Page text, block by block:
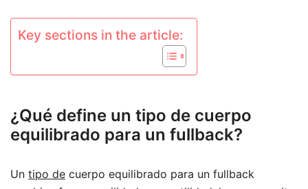
Key sections in the article:
¿Qué define un tipo de cuerpo
equilibrado para un fullback?
Un tipo de cuerpo equilibrado para un fullback